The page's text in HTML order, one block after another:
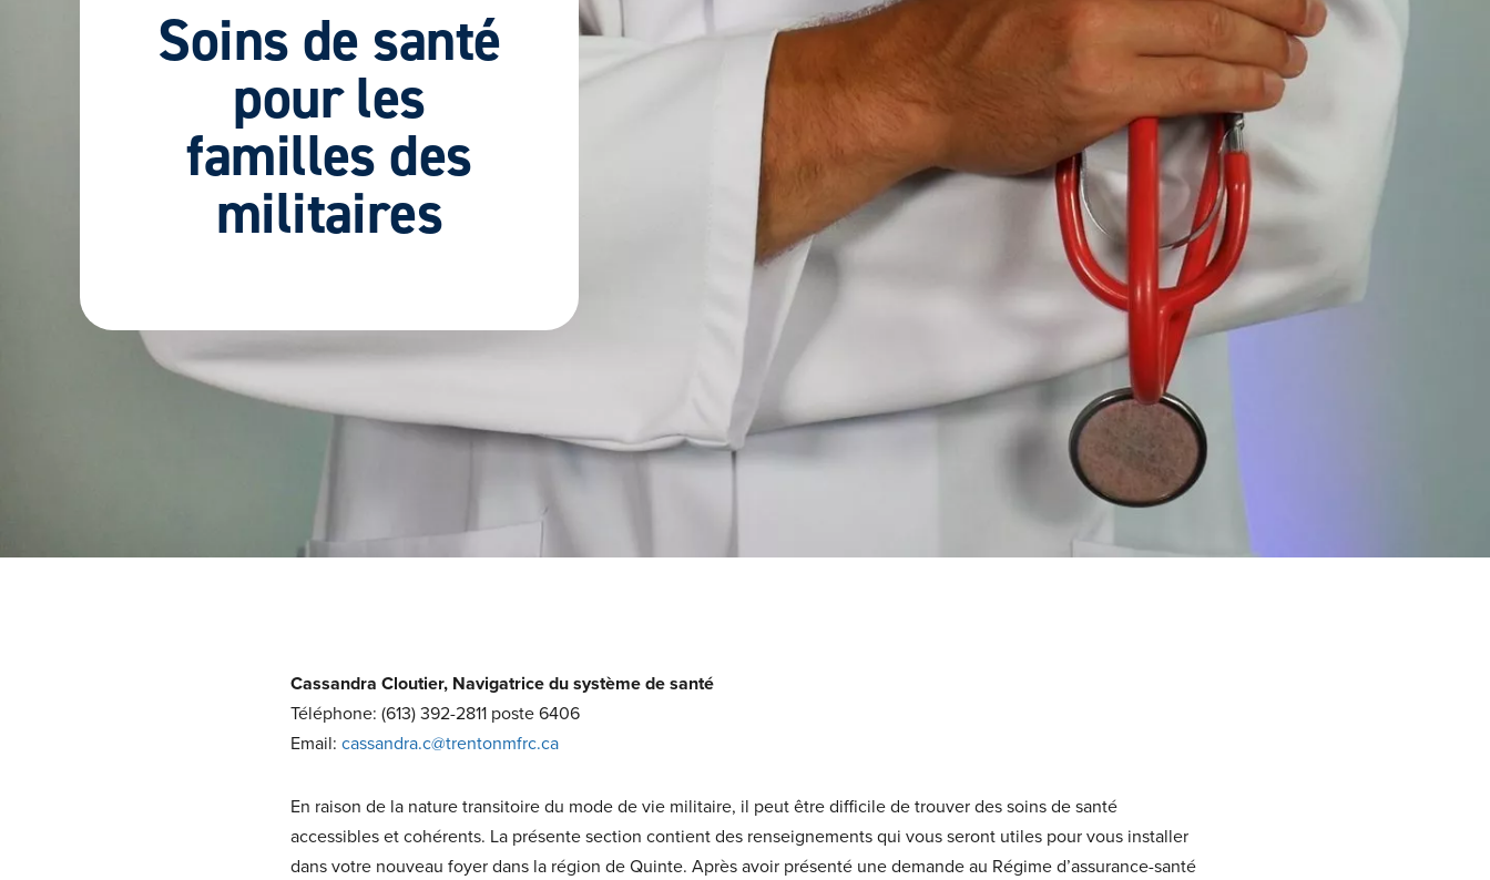
Soins de santé
pour les
familles des
militaires
Cassandra Cloutier, Navigatrice du système de santé
Téléphone: (613) 392-2811 poste 6406
Email: cassandra.c@trentonmfrc.ca
En raison de la nature transitoire du mode de vie militaire, il peut être difficile de trouver des soins de santé
accessibles et cohérents. La présente section contient des renseignements qui vous seront utiles pour vous installer
dans votre nouveau foyer dans la région de Quinte. Après avoir présenté une demande au Régime d’assurance-santé